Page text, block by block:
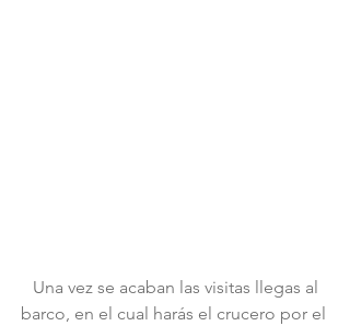
barco, en el cual harás el crucero por el